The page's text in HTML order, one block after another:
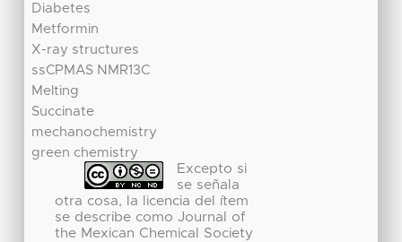
Diabetes
Metformin
X-ray structures
ssCPMAS NMR13C
Melting
Succinate
mechanochemistry
green chemistry
Excepto si
se señala
otra cosa, la licencia del ítem
se describe como Journal of
the Mexican Chemical Society